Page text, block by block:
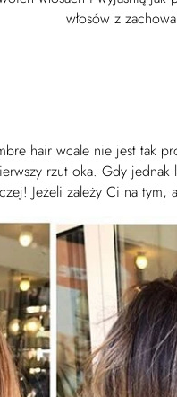
włosów z
hair wcale nie jest tak
rzut oka. Gdy jednak
Jeżeli zależy Ci na